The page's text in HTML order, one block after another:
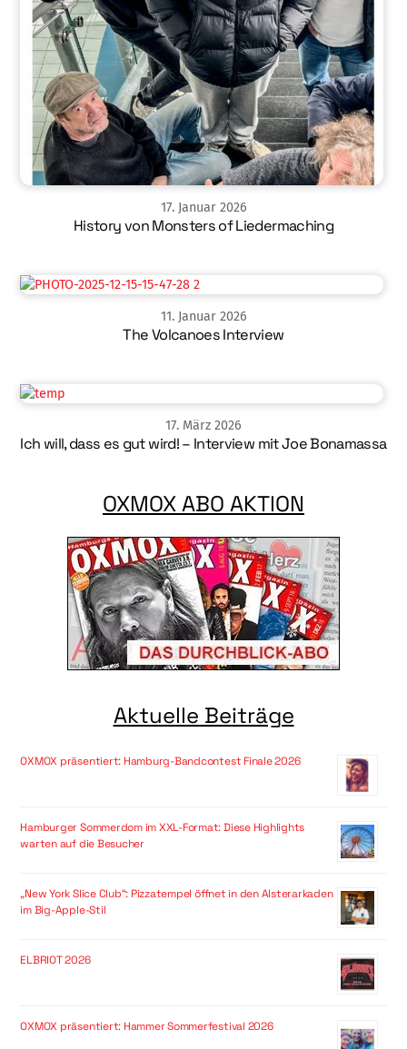
17. Januar 2026
History von Monsters of Liedermaching
11. Januar 2026
The Volcanoes Interview
17. März 2026
Ich will, dass es gut wird! – Interview mit Joe Bonamassa
OXMOX ABO AKTION
Aktuelle Beiträge
OXMOX präsentiert: Hamburg-Bandcontest Finale 2026
Hamburger Sommerdom im XXL-Format: Diese Highlights
warten auf die Besucher
„New York Slice Club“: Pizzatempel öffnet in den Alsterarkaden
im Big-Apple-Stil
ELBRIOT 2026
OXMOX präsentiert: Hammer Sommerfestival 2026